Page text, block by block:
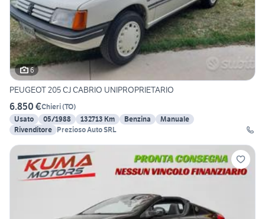
6
PEUGEOT 205 CJ CABRIO UNIPROPRIETARIO
6.850 €Chieri(TO)
Usato
05/1988 132713 Km Benzina
Manuale
Rivenditore Prezioso Auto SRL